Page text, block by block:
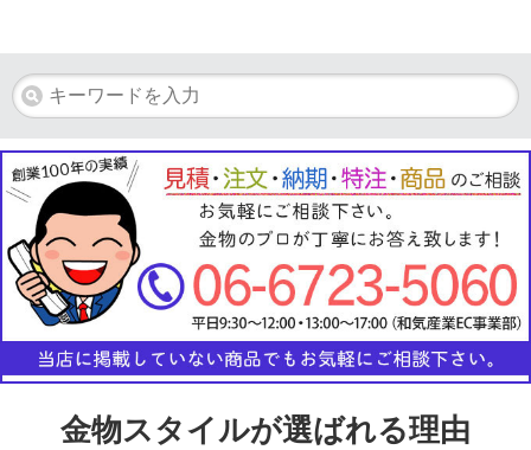
金物スタイルが選ばれる理由